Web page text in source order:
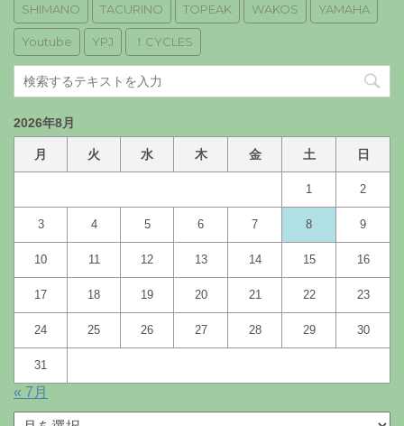
SHIMANO TACURINO TOPEAK WAKOS YAMAHA
Youtube YPJ ！CYCLES
2026年8月
月 火 水 木 金 土 日
1 2
3 4 5 6 7 8 9
10 11 12 13 14 15 16
17 18 19 20 21 22 23
24 25 26 27 28 29 30
31
« 7月
月